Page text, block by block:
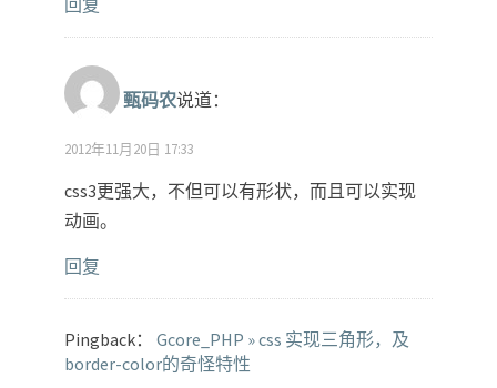
回复
甄码农说道：
2012年11月20日 17:33
css3更强大，不但可以有形状，而且可以实现
动画。
回复
Pingback： Gcore_PHP » css 实现三角形，及
border-color的奇怪特性